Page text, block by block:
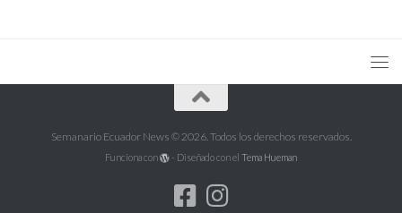
Semanario Ecuador News © 2026. Todos los derechos reservados.
Funciona con - Diseñado con el Tema Hueman